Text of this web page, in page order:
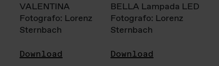
VALENTINA
Fotografo: Lorenz
Sternbach
Download
BELLA Lampada LED
Fotografo: Lorenz
Sternbach
Download